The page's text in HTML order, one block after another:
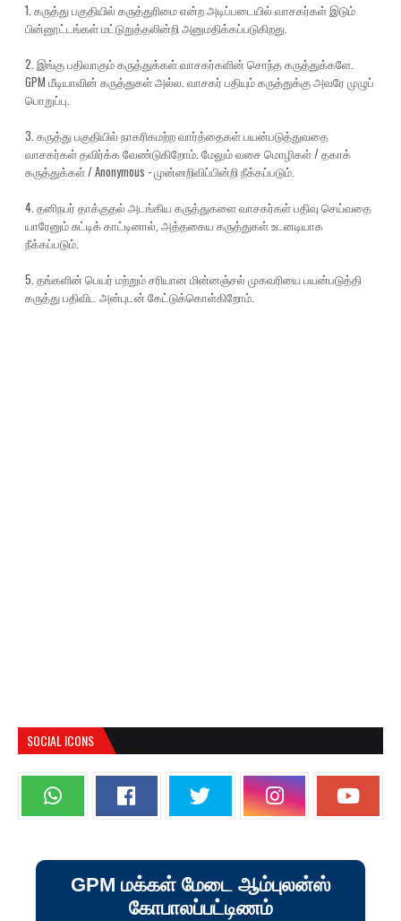
1. கருத்து பகுதியில் கருத்துரிமை என்ற அடிப்படையில் வாசகர்கள் இடும்
பின்னூட்டங்கள் மட்டுறுத்தலின்றி அனுமதிக்கப்படுகிறது.
2. இங்கு பதிவாகும் கருத்துக்கள் வாசகர்களின் சொந்த கருத்துக்களே.
GPM மீடியாவின் கருத்துகள் அல்ல. வாசகர் பதியும் கருத்துக்கு அவரே முழுப்
பொறுப்பு.
3. கருத்து பகுதியில் நாகரிகமற்ற வார்த்தைகள் பயன்படுத்துவதை
வாசகர்கள் தவிர்க்க வேண்டுகிறோம். மேலும் வசை மொழிகள் / தகாக்
கருத்துக்கள் / Anonymous - முன்னறிவிப்பின்றி நீக்கப்படும்.
4. தனிநபர் தாக்குதல் அடங்கிய கருத்துகளை வாசகர்கள் பதிவு செய்வதை
யாரேனும் சுட்டிக் காட்டினால், அத்தகைய கருத்துகள் உடனடியாக
நீக்கப்படும்.
5. தங்களின் பெயர் மற்றும் சரியான மின்னஞ்சல் முகவரியை பயன்படுத்தி
கருத்து பதிவிட அன்புடன் கேட்டுக்கொள்கிறோம்.
SOCIAL ICONS
GPM மக்கள் மேடை ஆம்புலன்ஸ்
கோபாலப்பட்டிணம்